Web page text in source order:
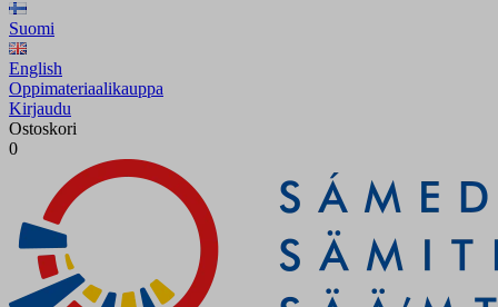
Suomi
English
Oppimateriaalikauppa
Kirjaudu
Ostoskori
0